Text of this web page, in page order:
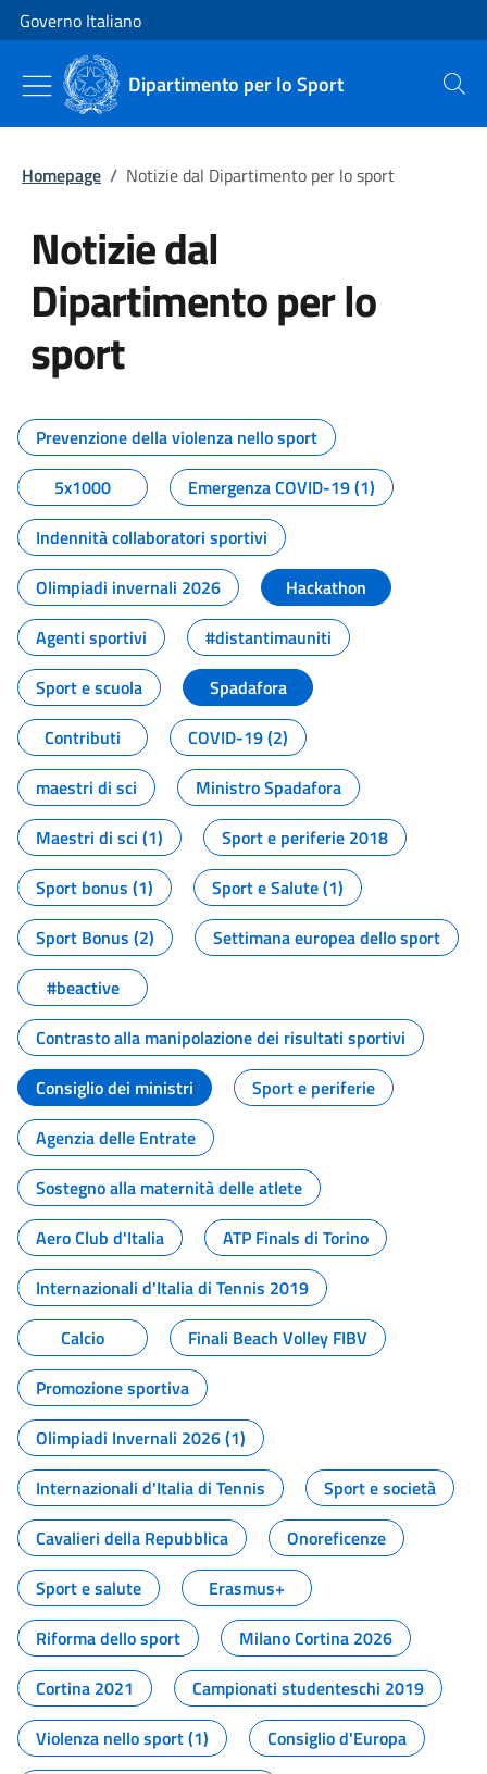
Vai al contenuto
Vai alla navigazione del sito
Governo Italiano
Dipartimento per lo Sport Cerca
Homepage / Notizie dal Dipartimento per lo sport
Notizie dal
Dipartimento per lo
sport
Tutti i contenuti della pagina
Prevenzione della violenza nello sport
5x1000
Emergenza COVID-19 (1)
Indennità collaboratori sportivi
Olimpiadi invernali 2026
Hackathon
Agenti sportivi
#distantimauniti
Sport e scuola
Spadafora
Contributi
COVID-19 (2)
maestri di sci
Ministro Spadafora
Maestri di sci (1)
Sport e periferie 2018
Sport bonus (1)
Sport e Salute (1)
Sport Bonus (2)
Settimana europea dello sport
#beactive
Contrasto alla manipolazione dei risultati sportivi
Consiglio dei ministri
Sport e periferie
Agenzia delle Entrate
Sostegno alla maternità delle atlete
Aero Club d'Italia
ATP Finals di Torino
Internazionali d'Italia di Tennis 2019
Calcio
Finali Beach Volley FIBV
Promozione sportiva
Olimpiadi Invernali 2026 (1)
Internazionali d'Italia di Tennis
Sport e società
Cavalieri della Repubblica
Onoreficenze
Sport e salute
Erasmus+
Riforma dello sport
Milano Cortina 2026
Cortina 2021
Campionati studenteschi 2019
Violenza nello sport (1)
Consiglio d'Europa